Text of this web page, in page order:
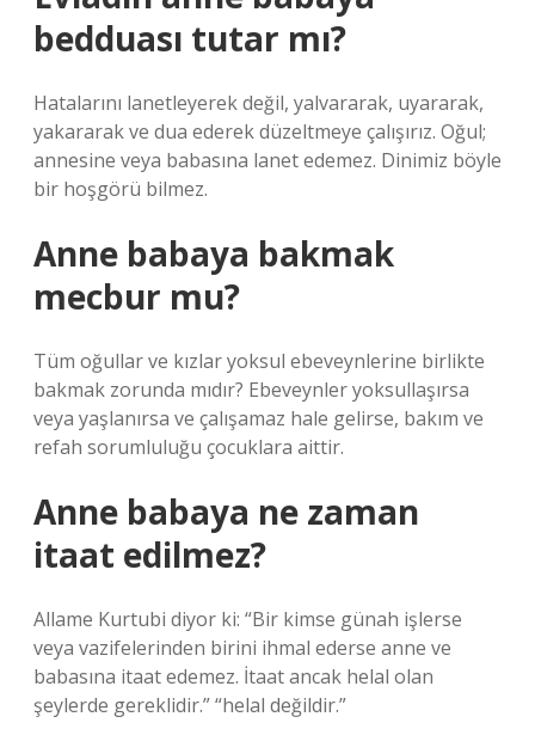
bedduası tutar mı?
Hatalarını lanetleyerek değil, yalvararak, uyararak,
yakararak ve dua ederek düzeltmeye çalışırız. Oğul;
annesine veya babasına lanet edemez. Dinimiz böyle
bir hoşgörü bilmez.
Anne babaya bakmak
mecbur mu?
Tüm oğullar ve kızlar yoksul ebeveynlerine birlikte
bakmak zorunda mıdır? Ebeveynler yoksullaşırsa
veya yaşlanırsa ve çalışamaz hale gelirse, bakım ve
refah sorumluluğu çocuklara aittir.
Anne babaya ne zaman
itaat edilmez?
Allame Kurtubi diyor ki: “Bir kimse günah işlerse
veya vazifelerinden birini ihmal ederse anne ve
babasına itaat edemez. İtaat ancak helal olan
şeylerde gereklidir.” “helal değildir.”